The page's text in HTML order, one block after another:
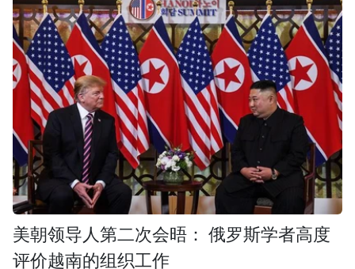
美朝领导人第二次会晤： 俄罗斯学者高度
评价越南的组织工作